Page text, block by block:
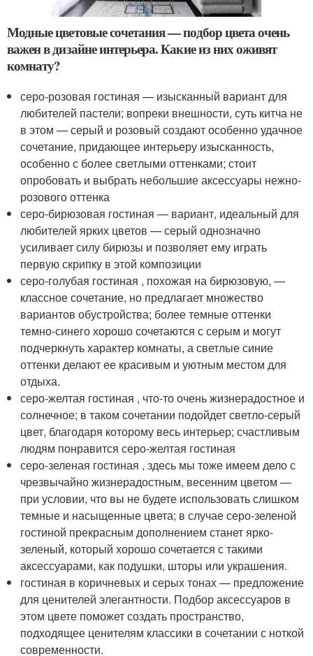
Модные цветовые сочетания — подбор цвета очень
важен в дизайне интерьера. Какие из них оживят
комнату?
серо-розовая гостиная — изысканный вариант для
любителей пастели; вопреки внешности, суть китча не
в этом — серый и розовый создают особенно удачное
сочетание, придающее интерьеру изысканность,
особенно с более светлыми оттенками; стоит
опробовать и выбрать небольшие аксессуары нежно-
розового оттенка
серо-бирюзовая гостиная — вариант, идеальный для
любителей ярких цветов — серый однозначно
усиливает силу бирюзы и позволяет ему играть
первую скрипку в этой композиции
серо-голубая гостиная , похожая на бирюзовую, —
классное сочетание, но предлагает множество
вариантов обустройства; более темные оттенки
темно-синего хорошо сочетаются с серым и могут
подчеркнуть характер комнаты, а светлые синие
оттенки делают ее красивым и уютным местом для
отдыха.
серо-желтая гостиная , что-то очень жизнерадостное и
солнечное; в таком сочетании подойдет светло-серый
цвет, благодаря которому весь интерьер; счастливым
людям понравится серо-желтая гостиная
серо-зеленая гостиная , здесь мы тоже имеем дело с
чрезвычайно жизнерадостным, весенним цветом —
при условии, что вы не будете использовать слишком
темные и насыщенные цвета; в случае серо-зеленой
гостиной прекрасным дополнением станет ярко-
зеленый, который хорошо сочетается с такими
аксессуарами, как подушки, шторы или украшения.
гостиная в коричневых и серых тонах — предложение
для ценителей элегантности. Подбор аксессуаров в
этом цвете поможет создать пространство,
подходящее ценителям классики в сочетании с ноткой
современности.